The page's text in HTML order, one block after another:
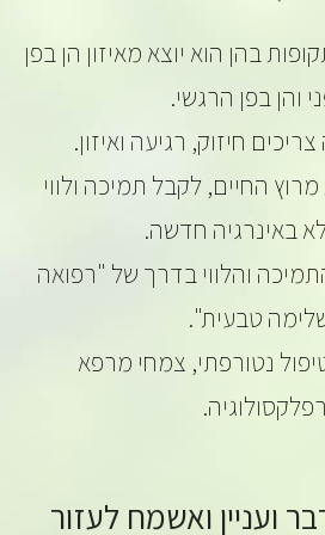
בהן הוא יוצא מאיזון הן בפן
והן בפן הרגשי.
חיזוק, רגיעה ואיזון.
החיים, לקבל תמיכה ולווי
באינרגיה חדשה.
והלווי בדרך של "רפואה
טבעית".
נטורפתי, צמחי מרפא
ועניין ואשמח לעזור